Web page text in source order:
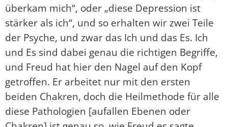
überkam mich“, oder „diese Depression ist
stärker als ich“, und so erhalten wir zwei Teile
der Psyche, und zwar das Ich und das Es. Ich
und Es sind dabei genau die richtigen Begriffe,
und Freud hat hier den Nagel auf den Kopf
getroffen. Er arbeitet nur mit den ersten
beiden Chakren, doch die Heilmethode für alle
diese Pathologien [aufallen Ebenen oder